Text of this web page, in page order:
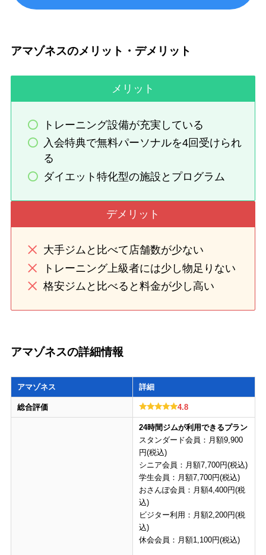
アマゾネスのメリット・デメリット
メリット
トレーニング設備が充実している
入会特典で無料パーソナルを4回受けられ
る
ダイエット特化型の施設とプログラム
デメリット
大手ジムと比べて店舗数が少ない
トレーニング上級者には少し物足りない
格安ジムと比べると料金が少し高い
アマゾネスの詳細情報
アマゾネス 詳細
総合評価 4.8
24時間ジムが利用できるプラン
スタンダード会員：月額9,900
円(税込)
シニア会員：月額7,700円(税込)
学生会員：月額7,700円(税込)
おさんぽ会員：月額4,400円(税
込)
ビジター利用：月額2,200円(税
込)
休会会員：月額1,100円(税込)